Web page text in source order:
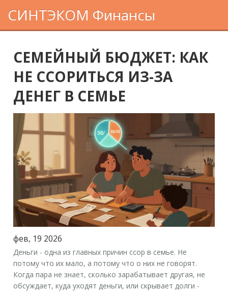
СИНТЭКОМ Финансы
СЕМЕЙНЫЙ БЮДЖЕТ: КАК
НЕ ССОРИТЬСЯ ИЗ-ЗА
ДЕНЕГ В СЕМЬЕ
фев, 19 2026
Деньги - одна из главных причин ссор в семье. Не
потому что их мало, а потому что о них не говорят.
Когда пара не знает, сколько зарабатывает другая, не
обсуждает, куда уходят деньги, или скрывает долги -